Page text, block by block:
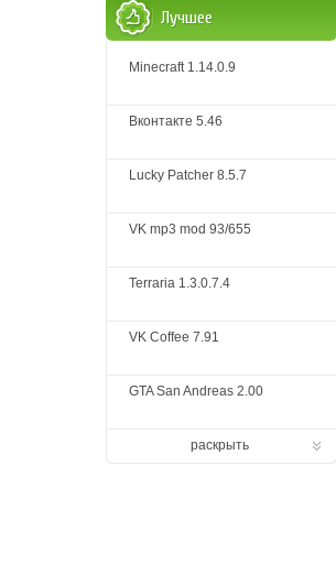
Лучшее
Minecraft 1.14.0.9
Вконтакте 5.46
Lucky Patcher 8.5.7
VK mp3 mod 93/655
Terraria 1.3.0.7.4
VK Coffee 7.91
GTA San Andreas 2.00
раскрыть